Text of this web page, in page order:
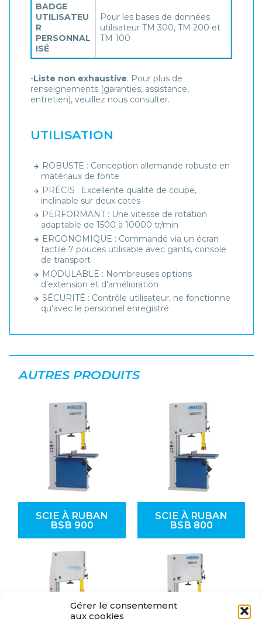
Gérer le consentement
aux cookies
BADGE
UTILISATEU
R
PERSONNAL
ISÉ
Pour les bases de données
utilisateur TM 300, TM 200 et
TM 100
-Liste non exhaustive. Pour plus de
renseignements (garanties, assistance,
entretien), veuillez nous consulter.
UTILISATION
ROBUSTE : Conception allemande robuste en
matériaux de fonte
PRÉCIS : Excellente qualité de coupe,
inclinable sur deux cotés
PERFORMANT : Une vitesse de rotation
adaptable de 1500 à 10000 tr/min
ERGONOMIQUE : Commandé via un écran
tactile 7 pouces utilisable avec gants, console
de transport
MODULABLE : Nombreuses options
d'extension et d'amélioration
SÉCURITÉ : Contrôle utilisateur, ne fonctionne
qu'avec le personnel enregistré
AUTRES PRODUITS
SCIE À RUBAN
BSB 900
SCIE À RUBAN
BSB 800